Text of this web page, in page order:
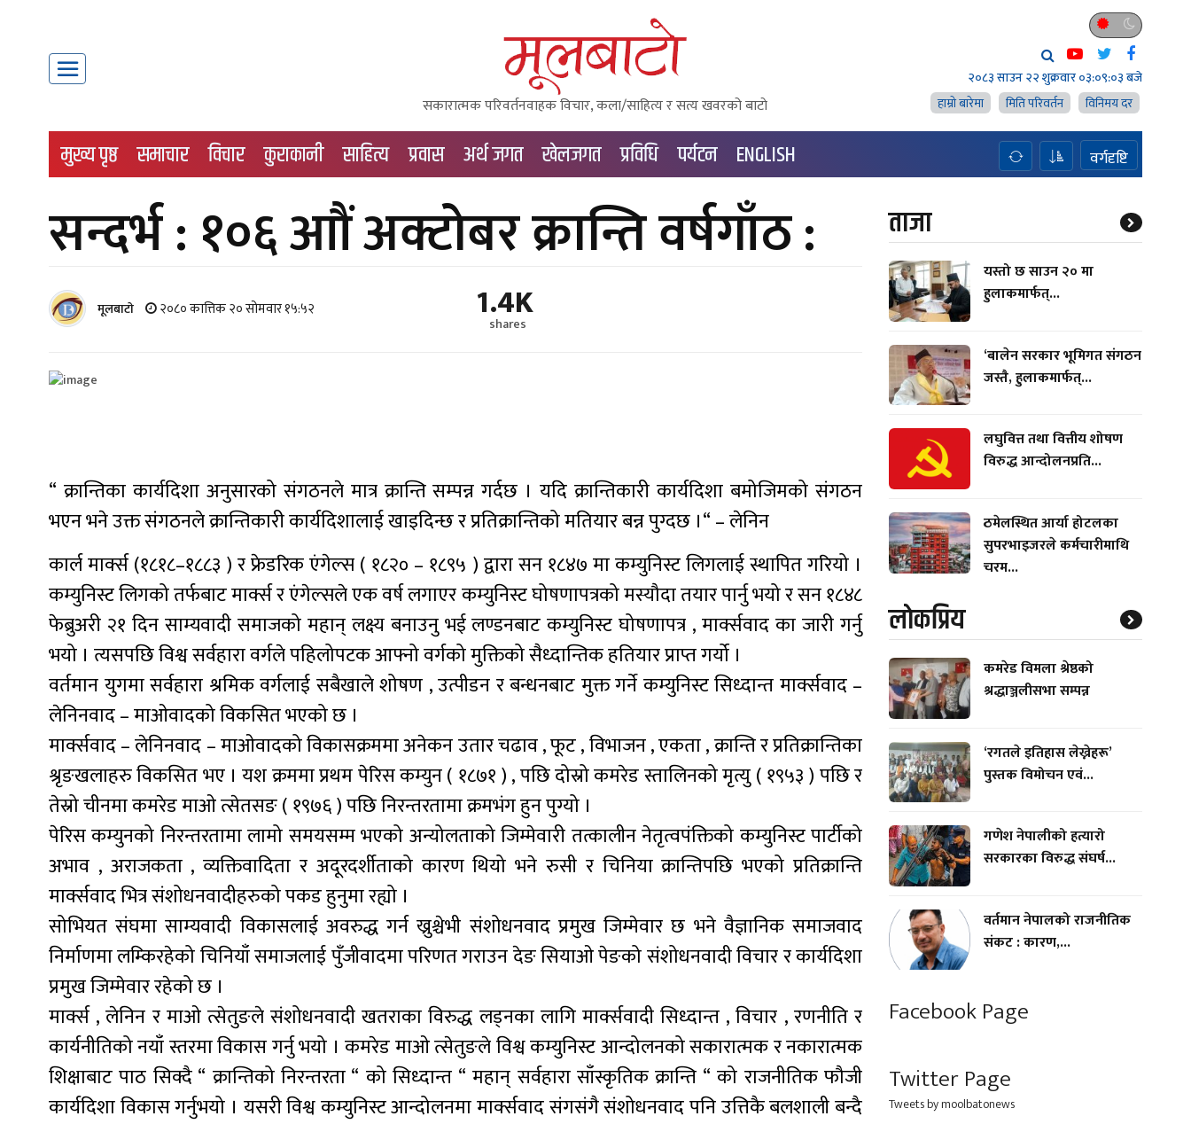
सकारात्मक परिवर्तनवाहक विचार, कला/साहित्य र सत्य खवरको बाटाे
२०८३ साउन २२ शुक्रवार०३:०९:०४ बजे
हाम्राे बारेमा
मिति परिवर्तन विनिमय दर
मुख्य पृष्ठ समाचार विचार कुराकानी साहित्य प्रवास अर्थ जगत खेलजगत प्रविधि पर्यटन ENGLISH वर्गदृष्टि
सन्दर्भ : १०६ आौं अक्टोबर क्रान्ति वर्षगाँठ :
मूलबाटाे २०८० कात्तिक २० सोमवार १५:५२ 1.4K
shares
“ क्रान्तिका कार्यदिशा अनुसारको संगठनले मात्र क्रान्ति सम्पन्न गर्दछ । यदि क्रान्तिकारी कार्यदिशा बमोजिमको संगठन
भएन भने उक्त संगठनले क्रान्तिकारी कार्यदिशालाई खाइदिन्छ र प्रतिक्रान्तिको मतियार बन्न पुग्दछ ।“ – लेनिन
कार्ल मार्क्स (१८१८–१८८३ ) र फ्रेडरिक एंगेल्स ( १८२० – १८९५ ) द्वारा सन १८४७ मा कम्युनिस्ट लिगलाई स्थापित गरियो ।
कम्युनिस्ट लिगको तर्फबाट मार्क्स र एंगेल्सले एक वर्ष लगाएर कम्युनिस्ट घोषणापत्रको मस्यौदा तयार पार्नु भयो र सन १८४८
फेब्रुअरी २१ दिन साम्यवादी समाजको महान् लक्ष्य बनाउनु भई लण्डनबाट कम्युनिस्ट घोषणापत्र , मार्क्सवाद का जारी गर्नु
भयो । त्यसपछि विश्व सर्वहारा वर्गले पहिलोपटक आफ्नो वर्गको मुक्तिको सैध्दान्तिक हतियार प्राप्त गर्यो ।
वर्तमान युगमा सर्वहारा श्रमिक वर्गलाई सबैखाले शोषण , उत्पीडन र बन्धनबाट मुक्त गर्ने कम्युनिस्ट सिध्दान्त मार्क्सवाद –
लेनिनवाद – माओवादको विकसित भएको छ ।
मार्क्सवाद – लेनिनवाद – माओवादको विकासक्रममा अनेकन उतार चढाव , फूट , विभाजन , एकता , क्रान्ति र प्रतिक्रान्तिका
श्रृङखलाहरु विकसित भए । यश क्रममा प्रथम पेरिस कम्युन ( १८७१ ) , पछि दोस्रो कमरेड स्तालिनको मृत्यु ( १९५३ ) पछि र
तेस्रो चीनमा कमरेड माओ त्सेतसङ ( १९७६ ) पछि निरन्तरतामा क्रमभंग हुन पुग्यो ।
पेरिस कम्युनको निरन्तरतामा लामो समयसम्म भएको अन्योलताको जिम्मेवारी तत्कालीन नेतृत्वपंक्तिको कम्युनिस्ट पार्टीको
अभाव , अराजकता , व्यक्तिवादिता र अदूरदर्शीताको कारण थियो भने रुसी र चिनिया क्रान्तिपछि भएको प्रतिक्रान्ति
मार्क्सवाद भित्र संशोधनवादीहरुको पकड हुनुमा रह्यो ।
सोभियत संघमा साम्यवादी विकासलाई अवरुद्ध गर्न ख्रुश्चेभी संशोधनवाद प्रमुख जिम्मेवार छ भने वैज्ञानिक समाजवाद
निर्माणमा लम्किरहेको चिनियाँ समाजलाई पुँजीवादमा परिणत गराउन देङ सियाओ पेङको संशोधनवादी विचार र कार्यदिशा
प्रमुख जिम्मेवार रहेको छ ।
मार्क्स , लेनिन र माओ त्सेतुङले संशोधनवादी खतराका विरुद्ध लड्नका लागि मार्क्सवादी सिध्दान्त , विचार , रणनीति र
कार्यनीतिको नयाँ स्तरमा विकास गर्नु भयो । कमरेड माओ त्सेतुङले विश्व कम्युनिस्ट आन्दोलनको सकारात्मक र नकारात्मक
शिक्षाबाट पाठ सिक्दै “ क्रान्तिको निरन्तरता “ को सिध्दान्त “ महान् सर्वहारा साँस्कृतिक क्रान्ति “ को राजनीतिक फौजी
कार्यदिशा विकास गर्नुभयो । यसरी विश्व कम्युनिस्ट आन्दोलनमा मार्क्सवाद संगसंगै संशोधनवाद पनि उत्तिकै बलशाली बन्दै
ताजा
यस्तो छ साउन २० मा
हुलाकमार्फत्...
‘बालेन सरकार भूमिगत संगठन
जस्तै, हुलाकमार्फत्...
लघुवित्त तथा वित्तीय शोषण
विरुद्ध आन्दोलनप्रति...
ठमेलस्थित आर्या होटलका
सुपरभाइजरले कर्मचारीमाथि
चरम...
लाेकप्रिय
कमरेड विमला श्रेष्ठको
श्रद्धाञ्जलीसभा सम्पन्न
‘रगतले इतिहास लेख्नेहरू’
पुस्तक विमोचन एवं...
गणेश नेपालीको हत्यारो
सरकारका विरुद्ध संघर्ष...
वर्तमान नेपालको राजनीतिक
संकट : कारण,...
Facebook Page
Twitter Page
Tweets by moolbatonews